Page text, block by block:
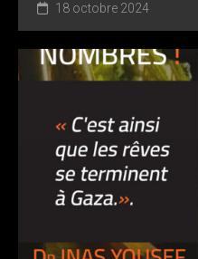
18 octobre 2024